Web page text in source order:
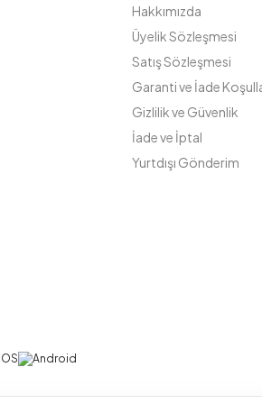
Hakkımızda
Üyelik Sözleşmesi
Satış Sözleşmesi
Garanti ve İade
Gizlilik ve Güvenlik
İade ve İptal
Yurtdışı Gönderim